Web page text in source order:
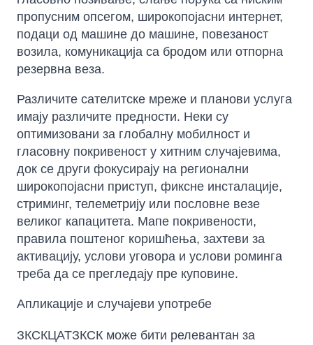
пропусним опсегом, широкопојасни интернет,
подаци од машине до машине, повезаност
возила, комуникација са бродом или отпорна
резервна веза.
Различите сателитске мреже и планови услуга
имају различите предности. Неки су
оптимизовани за глобалну мобилност и
гласовну покривеност у хитним случајевима,
док се други фокусирају на регионални
широкопојасни приступ, фиксне инсталације,
стриминг, телеметрију или пословне везе
великог капацитета. Мапе покривености,
правила поштеног коришћења, захтеви за
активацију, услови уговора и услови роминга
треба да се прегледају пре куповине.
Апликације и случајеви употребе
ЗКСКЦАТЗКСК може бити релевантан за